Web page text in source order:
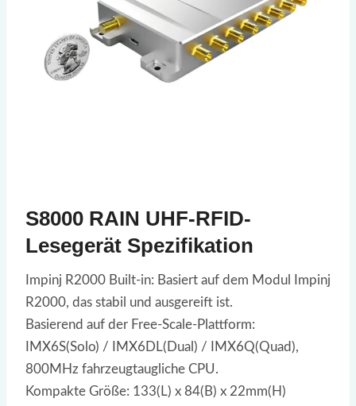
S8000 RAIN UHF-RFID-
Lesegerät Spezifikation
Impinj R2000 Built-in: Basiert auf dem Modul Impinj
R2000, das stabil und ausgereift ist.
Basierend auf der Free-Scale-Plattform:
IMX6S(Solo) / IMX6DL(Dual) / IMX6Q(Quad),
800MHz fahrzeugtaugliche CPU.
Kompakte Größe: 133(L) x 84(B) x 22mm(H)